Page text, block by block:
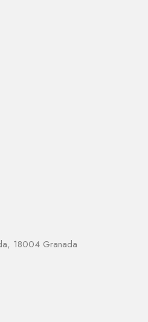
18004 Granada